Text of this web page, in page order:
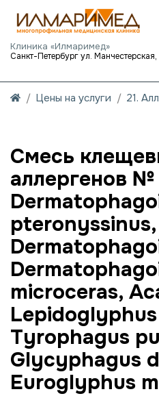
Клиника «Илмаримед»
Цены на услуги 21.
Смесь
аллергенов №
pteronyssinus,
microceras,
Tyrophagus
Glycyphagus
Euroglyphus